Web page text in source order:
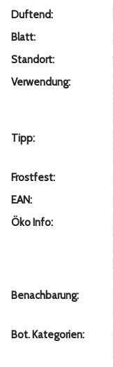
Duftend:
Blatt:
Standort:
Verwendung:
Tipp:
Frostfest:
EAN:
Öko Info:
Benachbarung:
Bot. Kategorien: